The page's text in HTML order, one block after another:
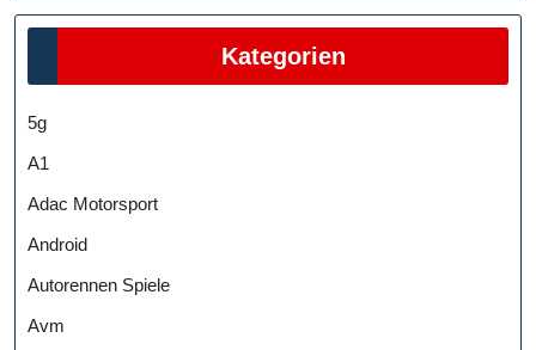
Kategorien
5g
A1
Adac Motorsport
Android
Autorennen Spiele
Avm